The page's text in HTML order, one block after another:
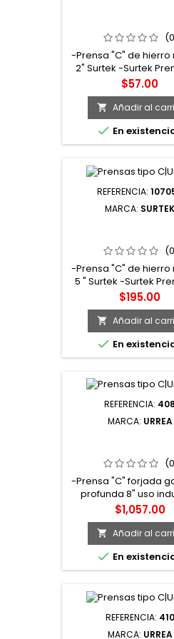
-Prensa "C" de hierro
2" Surtek -Surtek
de hierro nodular 2" -
electrostática para
corrosión -Marca
Precio
$57.00
 Añadir al
 En
REFERENCIA:
MARCA: SURTEK
-Prensa "C" de hierro
5 " Surtek -Surtek
de hierro nodular 5 " -
electrostática para
corrosión -Marca
Precio
$195.00
 Añadir al
 En
REFERENCIA: 408
MARCA: URREA
PROFUNDA
-Prensa "C" forjada
profunda 8" uso
Urrea -Prensas "C" de
forjado y garganta
ideal como
sujeción en trabajos
requiere inmovilizar
maniobrar con
Fundamentalmente
talleres e industria
Precio
$1,057.00
 Añadir al
 En
REFERENCIA: 410
MARCA: URREA